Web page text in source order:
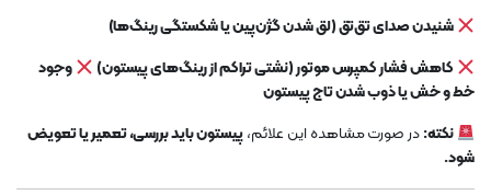
شنیدن صدای تق‌تق (لق شدن گژن‌پین یا شکستگی رینگ‌ها)
کاهش فشار کمپرس موتور (نشتی تراکم از رینگ‌های پیستون)
وجود
خط و خش یا ذوب شدن تاج پیستون
نکته:در صورت مشاهده این علائم،پیستون باید بررسی، تعمیر یا تعویض
شود.